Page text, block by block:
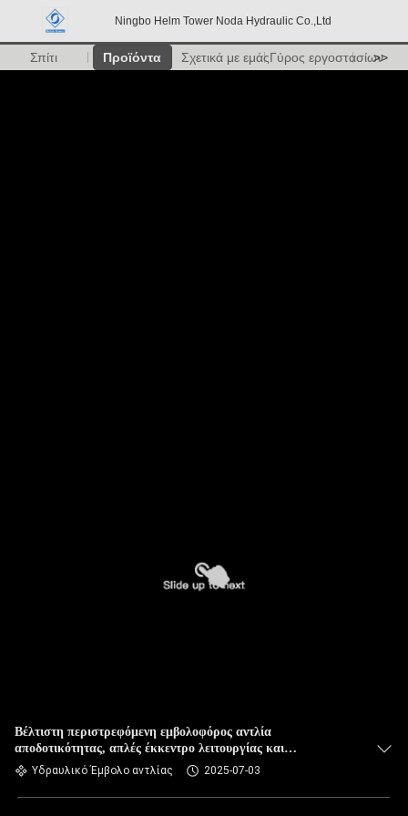
Ningbo Helm Tower Noda Hydraulic Co.,Ltd
Σπίτι Προϊόντα Σχετικά με εμάςΓύρος εργοστασίων
>>
Βέλτιστη περιστρεφόμενη εμβολοφόρος αντλία
αποδοτικότητας, απλές έκκεντρο λειτουργίας και
εμβολοφόρος αντλία
Υδραυλικό Έμβολο αντλίας 2025-07-03